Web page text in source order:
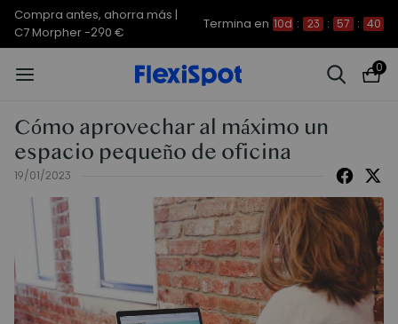
Compra antes, ahorra más |
C7 Morpher -290 €
Termina en 10d : 23 : 57 : 40
0
Cómo aprovechar al máximo un
espacio pequeño de oficina
19/01/2023